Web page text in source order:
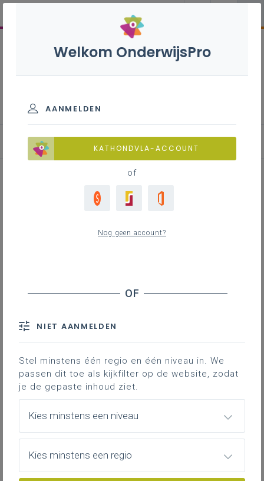
Materialenbank
Dossier taaltrajecten
Voor leerlingen die nood hebben aan
extra taalondersteuning nade
taalscreening, KOALA, zet de school
duurzame en intentionele taaltrajecten op
een taaltraject? Hoe beginnen we eraan?
Hoe passen die taaltrajecten binnen de
krachtige leeromgeving en het
talenbeleid? Hoe plannen we ze?
Welkom OnderwijsPro
AANMELDEN
KATHONDVLA-ACCOUNT
of
Nog geen account?
NIET AANMELDEN
Stel minstens één regio en één niveau in. We
passen dit toe als kijkfilter op de website, zodat
je de gepaste inhoud ziet.
Kies minstens een niveau
Kies minstens een regio